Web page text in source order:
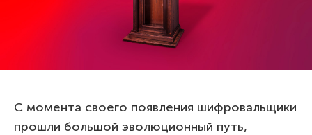
С момента своего появления шифровальщики
прошли большой эволюционный путь,